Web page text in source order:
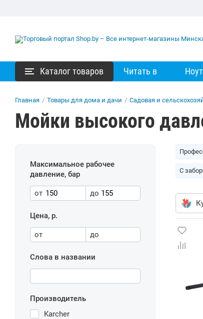
Каталог товаров Читать в
Главная / Товары для дома и дачи / Садовая и
Мойки высокого
Максимальное рабочее
давление, бар
от до
Цена, р.
от до
Слова в названии
Производитель
Karcher
C